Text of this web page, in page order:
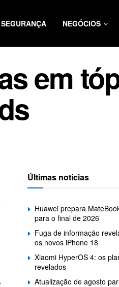
SEGURANÇA NEGÓCIOS
em
Últimas notícias
Huawei prepara
para o final de 2026
Fuga de informação
os novos iPhone 18
Xiaomi HyperOS 4: os
revelados
Atualização de agosto